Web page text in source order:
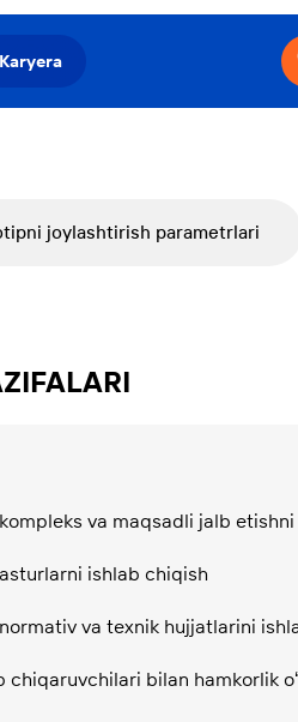
Karyera
joylashtirish parametrlari
va maqsadli jalb
ishlab chiqish
va texnik hujjatlarini
bilan hamkorlik